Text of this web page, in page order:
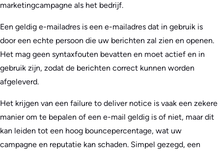
marketingcampagne als het bedrijf.
Een geldig e-mailadres is een e-mailadres dat in gebruik is
door een echte persoon die uw berichten zal zien en openen.
Het mag geen syntaxfouten bevatten en moet actief en in
gebruik zijn, zodat de berichten correct kunnen worden
afgeleverd.
Het krijgen van een failure to deliver notice is vaak een zekere
manier om te bepalen of een e-mail geldig is of niet, maar dit
kan leiden tot een hoog bouncepercentage, wat uw
campagne en reputatie kan schaden. Simpel gezegd, een